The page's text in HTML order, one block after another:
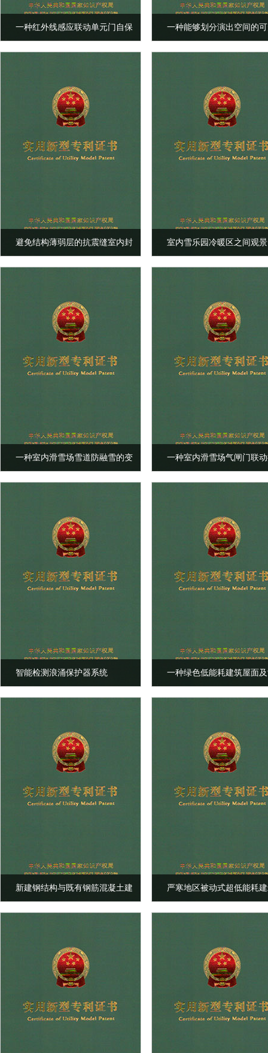
一种红外线感应联动单元门自保
持防夹控制系统
一种能够划分演出空间的
隔音墙
避免结构薄弱层的抗震缝室内封
堵处理构造
室内雪乐园冷暖区之间观
结露节点
一种室内滑雪场雪道防融雪的变
形缝结构
一种室内滑雪场气闸门联
系统
智能检测浪涌保护器系统 一种绿色低能耗建筑屋面
墙节点结构
新建钢结构与既有钢筋混凝土建
筑间的种植型变形缝结构
严寒地区被动式超低能耗
墙保温一体化节点构造